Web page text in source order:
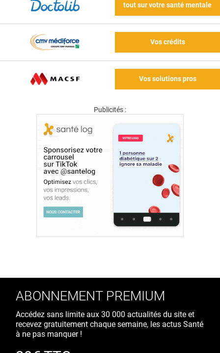
tout sur votre santé mentale
Vos crédits
Vos solutions pros
Publicités :
ABONNEMENT PREMIUM
Accédez sans limite aux 30 000 actualités du site et
recevez gratuitement chaque semaine, les actus Santé
à ne pas manquer !